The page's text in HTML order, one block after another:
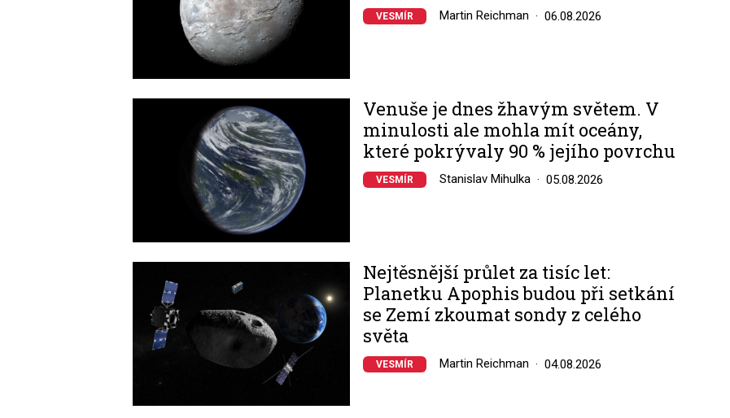
VESMÍR Martin Reichman 06.08.2026
Venuše je dnes žhavým světem. V
minulosti ale mohla mít oceány,
které pokrývaly 90 % jejího povrchu
VESMÍR Stanislav Mihulka 05.08.2026
Nejtěsnější průlet za tisíc let:
Planetku Apophis budou při setkání
se Zemí zkoumat sondy z celého
světa
VESMÍR Martin Reichman 04.08.2026